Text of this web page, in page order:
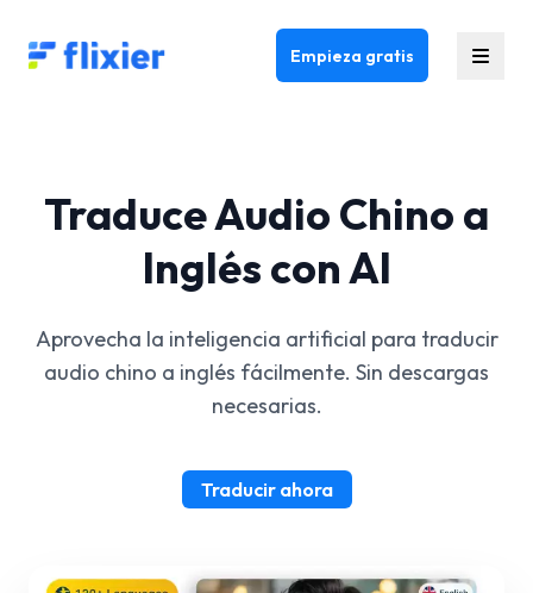
Flixier logo - Home Empieza gratis
Traduce Audio Chino a
Inglés con AI
Aprovecha la inteligencia artificial para traducir
audio chino a inglés fácilmente. Sin descargas
necesarias.
Traducir ahora